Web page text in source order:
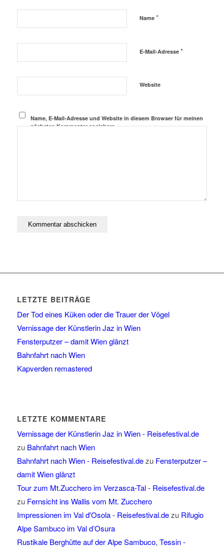
Name *
E-Mail-Adresse *
Website
Name, E-Mail-Adresse und Website in diesem Browser für meinen
nächsten Kommentar speichern.
LETZTE BEITRÄGE
Der Tod eines Küken oder die Trauer der Vögel
Vernissage der Künstlerin Jaz in Wien
Fensterputzer – damit Wien glänzt
Bahnfahrt nach Wien
Kapverden remastered
LETZTE KOMMENTARE
Vernissage der Künstlerin Jaz in Wien - Reisefestival.de
zu Bahnfahrt nach Wien
Bahnfahrt nach Wien - Reisefestival.dezu Fensterputzer –
damit Wien glänzt
Tour zum Mt.Zucchero im Verzasca-Tal - Reisefestival.de
zu Fernsicht ins Wallis vom Mt. Zucchero
Impressionen im Val d'Osola - Reisefestival.dezu Rifugio
Alpe Sambuco im Val d’Osura
Rustikale Berghütte auf der Alpe Sambuco, Tessin -